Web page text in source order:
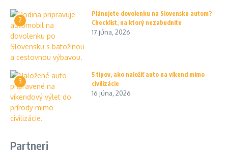
2
Plánujete dovolenku na Slovensku autom?
Checklist, na ktorý nezabudnite
17 júna, 2026
3
5 tipov, ako naložiť auto na víkend mimo
civilizácie
16 júna, 2026
Partneri